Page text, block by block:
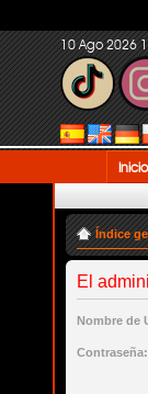
10 Ago 2026
Inicio
Índice
El
Nombre de
Contraseña: